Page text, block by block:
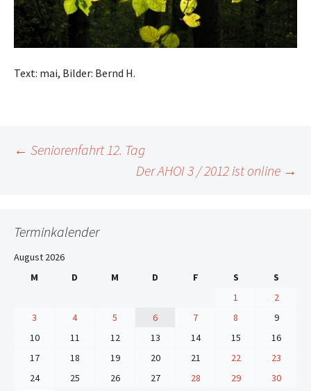
Text: mai, Bilder: Bernd H.
Beitrags-
← Seniorenfahrt 12. Tag
Der AHOI 3 / 2012 ist online →
Terminkalender
August 2026
M
D M D F S
S
1
2
3
4 5 6 7 8
9
10
11 12 13 14 15
16
17
18 19 20 21 22
23
24
25 26 27 28 29
30